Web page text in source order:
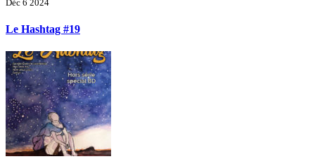
Déc 6 2024
Le Hashtag #19